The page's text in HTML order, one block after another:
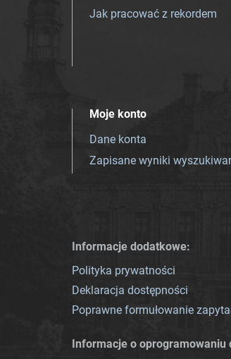
Jak pracować z rekordem
Moje konto
Dane konta
Zapisane wyniki
Informacje dodatkowe:
Polityka prywatności
Deklaracja dostępności
Poprawne formułowanie
Informacje o oprogramowaniu